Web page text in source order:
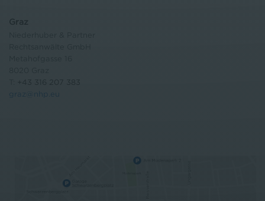
Graz
+43 316 207 383
graz@nhp.eu